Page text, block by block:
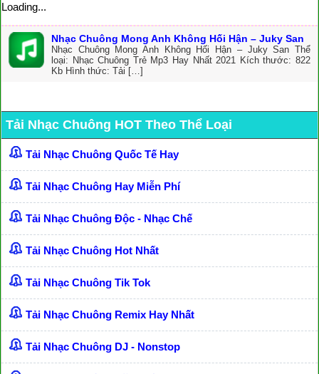
Loading...
Nhạc Chuông Mong Anh Không Hối Hận – Juky San
Nhạc Chuông Mong Anh Không Hối Hận – Juky San Thể
loại: Nhạc Chuông Trẻ Mp3 Hay Nhất 2021 Kích thước: 822
Kb Hình thức: Tải […]
Tải Nhạc Chuông HOT Theo Thể Loại
Tải Nhạc Chuông Quốc Tế Hay
Tải Nhạc Chuông Hay Miễn Phí
Tải Nhạc Chuông Độc - Nhạc Chế
Tải Nhạc Chuông Hot Nhất
Tải Nhạc Chuông Tik Tok
Tải Nhạc Chuông Remix Hay Nhất
Tải Nhạc Chuông DJ - Nonstop